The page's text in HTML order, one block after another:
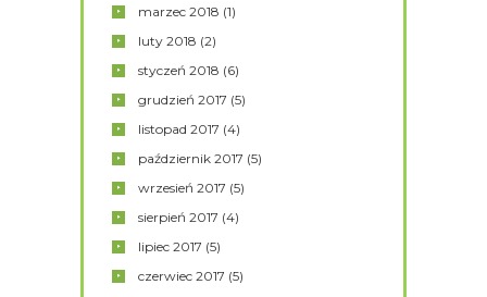
marzec2018 (1)
luty2018 (2)
styczeń2018 (6)
grudzień2017 (5)
listopad2017 (4)
październik2017 (5)
wrzesień2017 (5)
sierpień2017 (4)
lipiec2017 (5)
czerwiec2017 (5)